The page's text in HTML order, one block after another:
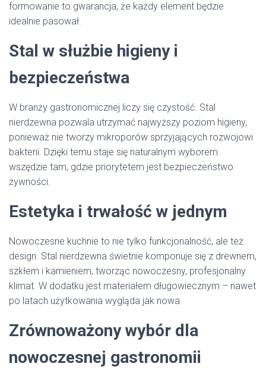
formowanie to gwarancja, że każdy element będzie
idealnie pasował.
Stal w służbie higieny i
bezpieczeństwa
W branży gastronomicznej liczy się czystość. Stal
nierdzewna pozwala utrzymać najwyższy poziom higieny,
ponieważ nie tworzy mikroporów sprzyjających rozwojowi
bakterii. Dzięki temu staje się naturalnym wyborem
wszędzie tam, gdzie priorytetem jest bezpieczeństwo
żywności.
Estetyka i trwałość w jednym
Nowoczesne kuchnie to nie tylko funkcjonalność, ale też
design. Stal nierdzewna świetnie komponuje się z drewnem,
szkłem i kamieniem, tworząc nowoczesny, profesjonalny
klimat. W dodatku jest materiałem długowiecznym – nawet
po latach użytkowania wygląda jak nowa.
Zrównoważony wybór dla
nowoczesnej gastronomii